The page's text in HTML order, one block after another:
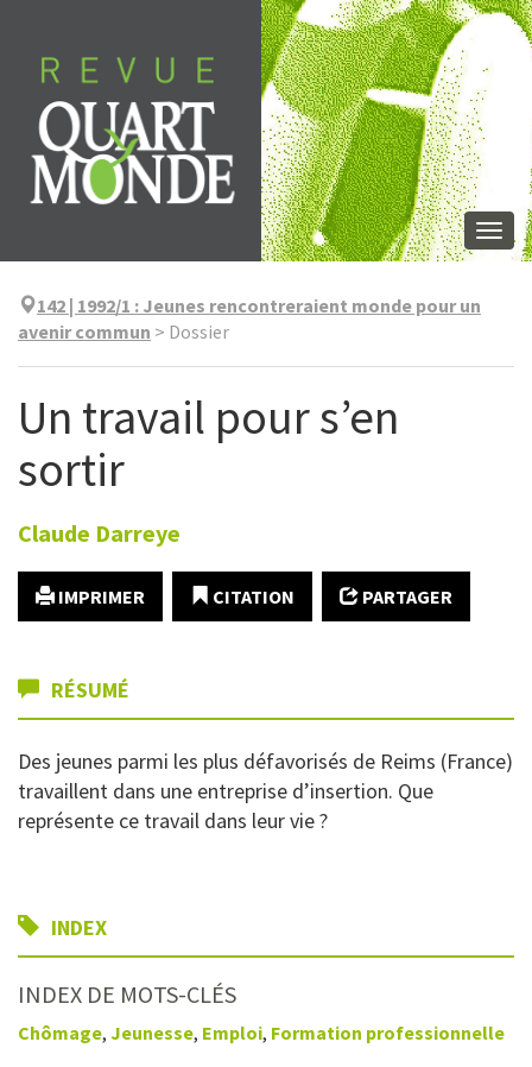
contenu
142 | 1992/1 : Jeunes rencontreraient monde pour un
avenir commun > Dossier
Un travail pour s’en
sortir
Claude Darreye
IMPRIMER CITATION PARTAGER
RÉSUMÉ
Des jeunes parmi les plus défavorisés de Reims (France)
travaillent dans une entreprise d’insertion. Que
représente ce travail dans leur vie ?
INDEX
INDEX DE MOTS-CLÉS
Chômage, Jeunesse, Emploi, Formation professionnelle